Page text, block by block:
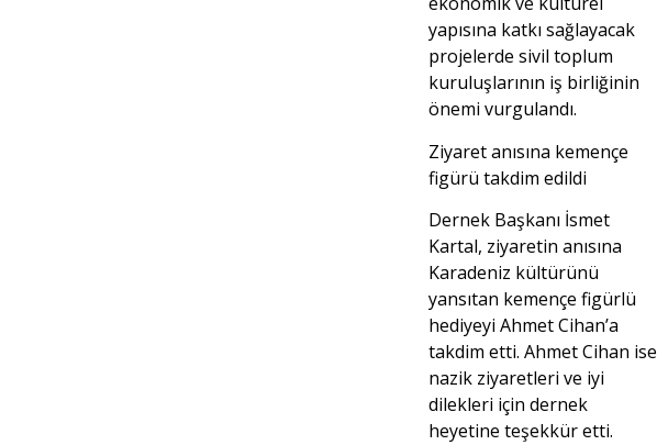
yapısına katkı sağlayacak
projelerde sivil toplum
kuruluşlarının iş birliğinin
önemi vurgulandı.
Ziyaret anısına kemençe
figürü takdim edildi
Dernek Başkanı İsmet
Kartal, ziyaretin anısına
Karadeniz kültürünü
yansıtan kemençe figürlü
hediyeyi Ahmet Cihan’a
takdim etti. Ahmet Cihan ise
nazik ziyaretleri ve iyi
dilekleri için dernek
heyetine teşekkür etti.